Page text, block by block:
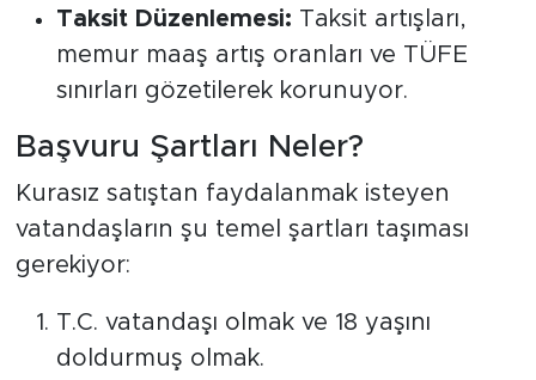
Taksit Düzenlemesi: Taksit artışları,
memur maaş artış oranları ve TÜFE
sınırları gözetilerek korunuyor.
Başvuru Şartları Neler?
Kurasız satıştan faydalanmak isteyen
vatandaşların şu temel şartları taşıması
gerekiyor:
T.C. vatandaşı olmak ve 18 yaşını
doldurmuş olmak.